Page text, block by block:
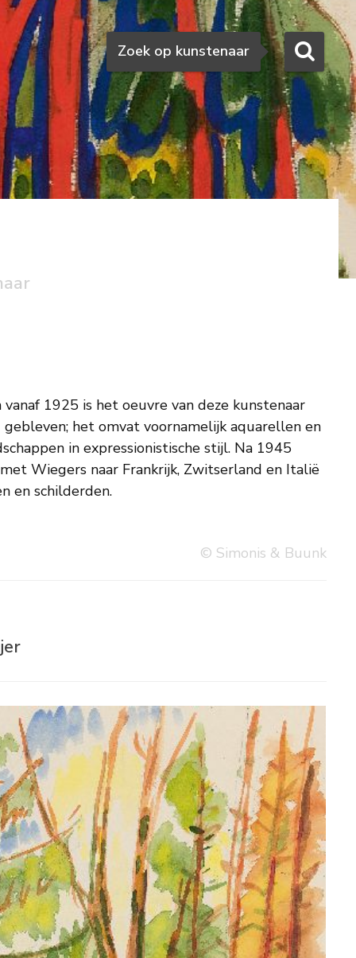
Zoeken
Zoek op kunstenaar
en schilderden.
© Simonis & Buunk